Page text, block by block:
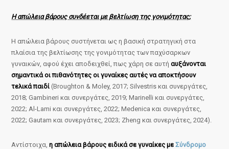
Η απώλεια βάρους συνδέεται με βελτίωση της γονιμότητας;
Η απώλεια βάρους συστήνεται ως η βασική στρατηγική στα
πλαίσια της βελτίωσης της γονιμότητας των παχύσαρκων
γυναικών, αφού έχει αποδειχθεί, πως χάρη σε αυτήαυξάνονται
σημαντικά οι πιθανότητες οι γυναίκες αυτές να αποκτήσουν
τελικά παιδί (Broughton & Moley, 2017; Silvestris και συνεργάτες,
2018; Gambineri και συνεργάτες, 2019; Marinelli και συνεργάτες,
2022; Al-Lami και συνεργάτες, 2022; Medenica και συνεργάτες,
2022; Gautam και συνεργάτες, 2023; Zheng και συνεργάτες, 2024).
Αντίστοιχα,η απώλεια βάρους ειδικά σε γυναίκες μεΣύνδρομο